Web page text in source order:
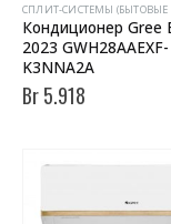
Кондиционер Gree
2023 GWH28AAEXF-
K3NNA2A
Br5.918